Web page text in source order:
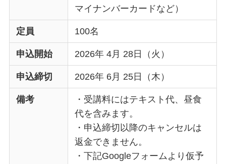
マイナンバーカードなど）
定員 100名
申込開始 2026年 4月 28日（火）
申込締切 2026年 6月 25日（木）
備考
・受講料にはテキスト代、昼食
代を含みます。
・申込締切以降のキャンセルは
返金できません。
・下記Googleフォームより仮予